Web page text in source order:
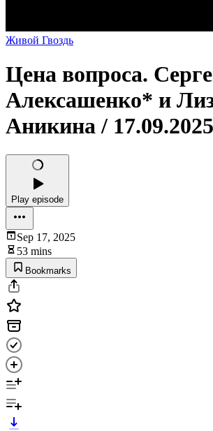
Живой Гвоздь
Цена вопроса.
Алексашенко* и
Аникина / 17.09.2025
Play episode
Sep 17, 2025
53 mins
Bookmarks